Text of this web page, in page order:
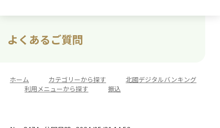
よくあるご質問
ホーム カテゴリーから探す
北國デジタルバンキング
利用メニューから探す 振込